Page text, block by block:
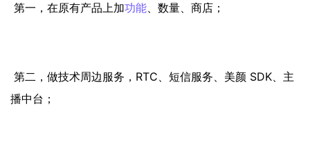
第一，在原有产品上加功能、数量、商店；
第二，做技术周边服务，RTC、短信服务、美颜 SDK、主
播中台；